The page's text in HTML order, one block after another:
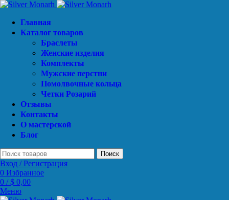
Главная
Каталог товаров
Браслеты
Женские изделия
Комплекты
Мужские перстни
Помолвочные кольца
Четки Розарий
Отзывы
Контакты
О мастерской
Блог
Поиск
Вход / Регистрация
0 Избранное
0 / $ 0,00
Меню